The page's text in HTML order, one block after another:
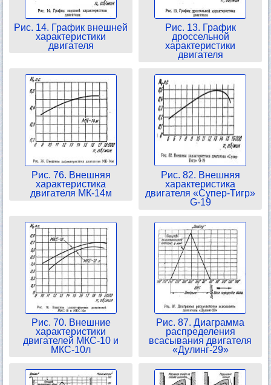
Рис. 14. График внешней
характеристики
двигателя
Рис. 13. График
дроссельной
характеристики
двигателя
Рис. 76. Внешняя
характеристика
двигателя МК-14м
Рис. 82. Внешняя
характеристика
двигателя «Супер-Тигр»
G-19
Рис. 70. Внешние
характеристики
двигателей МКС-10 и
МКС-10л
Рис. 87. Диаграмма
распределения
всасывания двигателя
«Дулинг-29»